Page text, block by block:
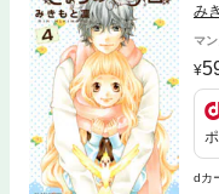
み
マ
dカ